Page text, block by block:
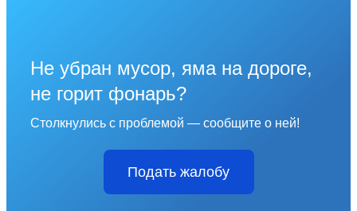
Не убран мусор, яма на дороге,
не горит фонарь?
Столкнулись с проблемой — сообщите о ней!
Подать жалобу